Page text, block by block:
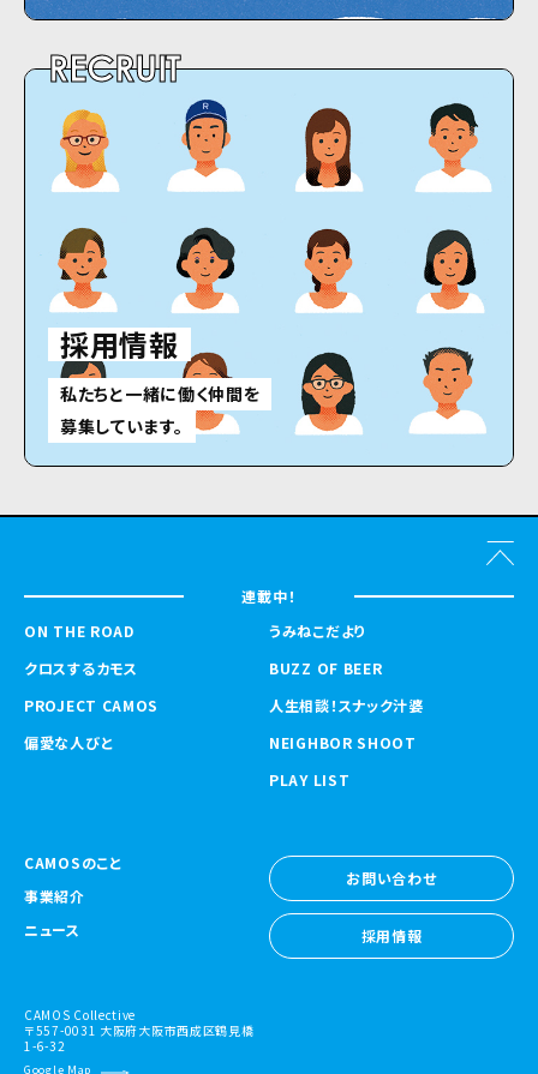
RECRUIT
採用情報
私たちと一緒に働く仲間を
募集しています。
連載中！
ON THE ROAD
クロスするカモス
PROJECT CAMOS
偏愛な人びと
うみねこだより
BUZZ OF BEER
人生相談！スナック汁婆
NEIGHBOR SHOOT
PLAY LIST
CAMOSのこと
事業紹介
ニュース
お問い合わせ
お問い合わせ
採用情報
CAMOS Collective
〒557-0031 大阪府大阪市西成区鶴見橋
1-6-32
Google Map